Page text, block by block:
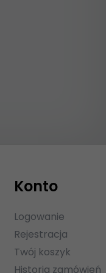
Konto
Logowanie
Rejestracja
Twój koszyk
Historia zamówień